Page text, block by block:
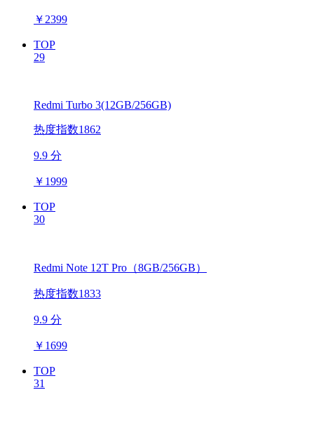
￥ 2399
TOP
29
Redmi Turbo 3(12GB/256GB)
热度指数1862
9.9 分
￥ 1999
TOP
30
Redmi Note 12T Pro（8GB/256GB）
热度指数1833
9.9 分
￥ 1699
TOP
31